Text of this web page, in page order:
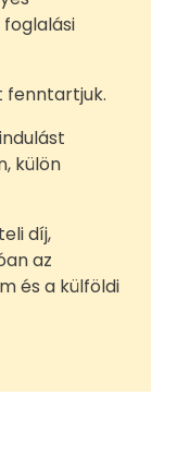
fenntartjuk.
külön
díj,
az
és a külföldi